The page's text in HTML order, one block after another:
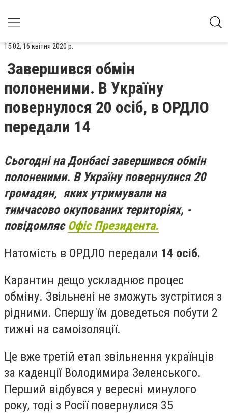
15:02, 16 квітня 2020 р.
Завершився обмін
полоненими. В Україну
повернулося 20 осіб, в ОРДЛО
передали 14
Сьогодні на Донбасі завершився обмін
полоненими. В Україну повернулися 20
громадян, яких утримували на
тимчасово окупованих територіях, -
повідомляє Офіс Президента.
Натомість в ОРДЛО передали 14 осіб.
Карантин дещо ускладнює процес
обміну. Звільнені не зможуть зустрітися з
рідними. Спершу їм доведеться побути 2
тижні на самоізоляції.
Це вже третій етап звільнення українців
за каденції Володимира Зеленського.
Перший відбувся у вересні минулого
року, тоді з Росії повернулися 35